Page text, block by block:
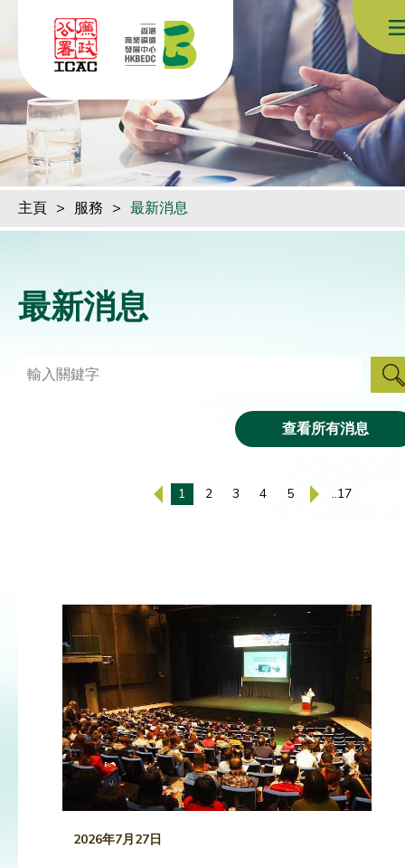
跳到內容（按回車鍵）
主頁 > 服務 > 最新消息
最新消息
查看所有消息
1 2 3 4 5 ..17
2026年7月27日